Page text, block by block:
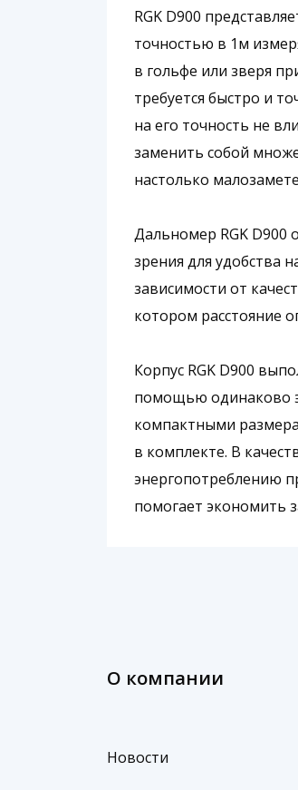
RGK D900
точностью в 1м
в гольфе или зверя
требуется быстро и
на его точность не
заменить собой
настолько
Дальномер RGK D900
зрения для удобства
зависимости от
котором расстояние
Корпус RGK D900
помощью одинаково
компактными
в комплекте. В
энергопотреблению
помогает экономить
О компании
Новости